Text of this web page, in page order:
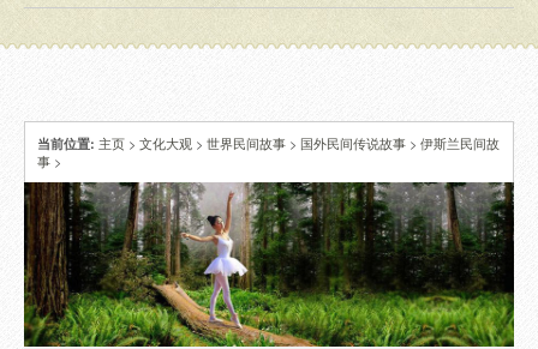
当前位置: 主页 > 文化大观 > 世界民间故事 > 国外民间传说故事 > 伊斯兰民间故
事 >